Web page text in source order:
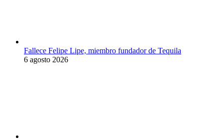
Fallece Felipe Lipe, miembro fundador de Tequila
6 agosto 2026